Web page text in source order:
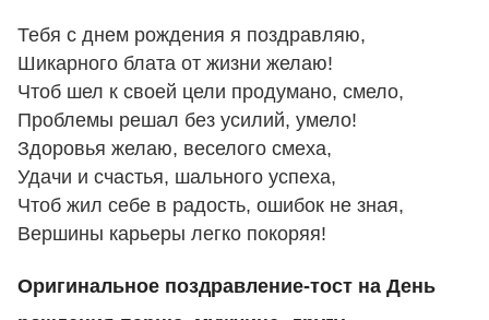
Тебя с днем рождения я поздравляю,
Шикарного блата от жизни желаю!
Чтоб шел к своей цели продумано, смело,
Проблемы решал без усилий, умело!
Здоровья желаю, веселого смеха,
Удачи и счастья, шального успеха,
Чтоб жил себе в радость, ошибок не зная,
Вершины карьеры легко покоряя!
Оригинальное поздравление-тост на День